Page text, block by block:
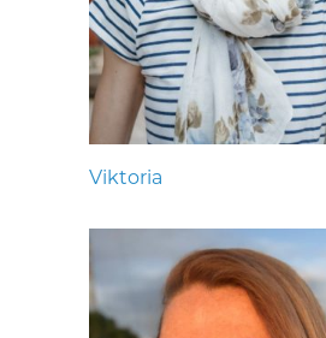
Viktoria